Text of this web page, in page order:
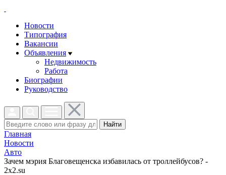
Новости
Типография
Вакансии
Объявления
Недвижимость
Работа
Биографии
Руководство
Найти
Главная
Новости
Авто
Зачем мэрия Благовещенска избавилась от троллейбусов? -
2x2.su